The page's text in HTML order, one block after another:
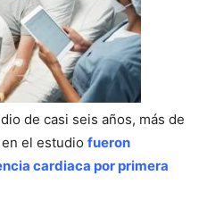
de casi seis años, más de
el estudio fueron
cardiaca por primera